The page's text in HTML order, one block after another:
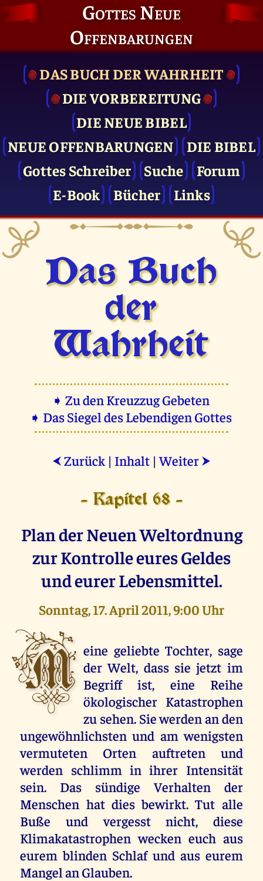
Gottes Neue
Offenbarungen
DAS BUCH DER WAHRHEIT
DIE VOR­BEREITUNG
DIE NEUE BIBEL
NEUE OFFENBARUNGEN
DIE BIBEL
Gottes Schreiber
Suche
Forum
E-Book
Bücher Links
Das Buch
der
Wahrheit
➧ Zu den Kreuzzug Gebeten
➧ Das Siegel des Lebendigen Gottes
⮜ Zurück | Inhalt |Weiter ⮞
- Kapitel 68 -
Plan der Neuen Weltordnung
zur Kontrolle eures Geldes
und eurer Lebensmittel.
Sonntag, 17. April 2011, 9:00 Uhr
M eine geliebte Tochter, sage
der Welt, dass sie jetzt im
Begriff ist, eine Reihe
ökologischer Katastrophen
zu sehen. Sie werden an den
ungewöhnlichsten und am wenigsten
vermuteten Orten auftreten und
werden schlimm in ihrer Intensität
sein. Das sündige Verhalten der
Menschen hat dies bewirkt. Tut alle
Buße und vergesst nicht, diese
Klimakatastrophen wecken euch aus
eurem blinden Schlaf und aus eurem
Mangel an Glauben.